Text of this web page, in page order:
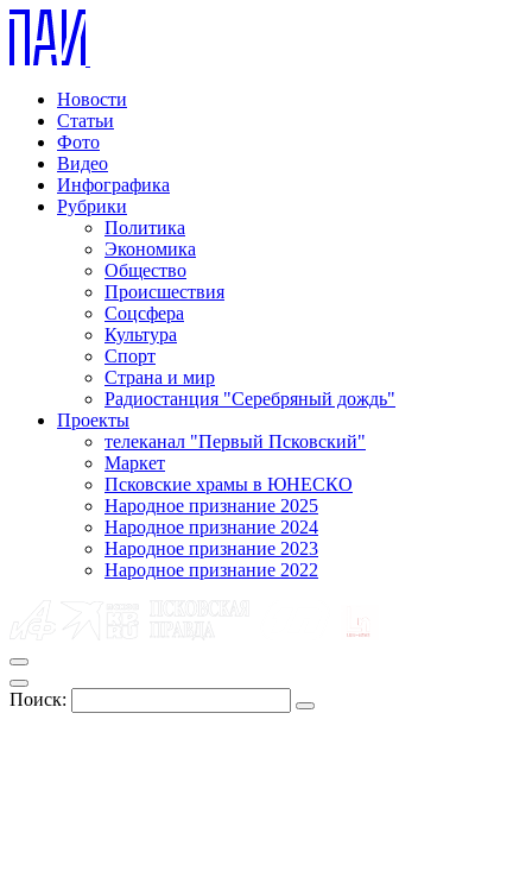
Новости
Статьи
Фото
Видео
Инфографика
Рубрики
Политика
Экономика
Общество
Происшествия
Соцсфера
Культура
Спорт
Страна и мир
Радиостанция "Серебряный дождь"
Проекты
телеканал "Первый Псковский"
Маркет
Псковские храмы в ЮНЕСКО
Народное признание 2025
Народное признание 2024
Народное признание 2023
Народное признание 2022
Поиск: